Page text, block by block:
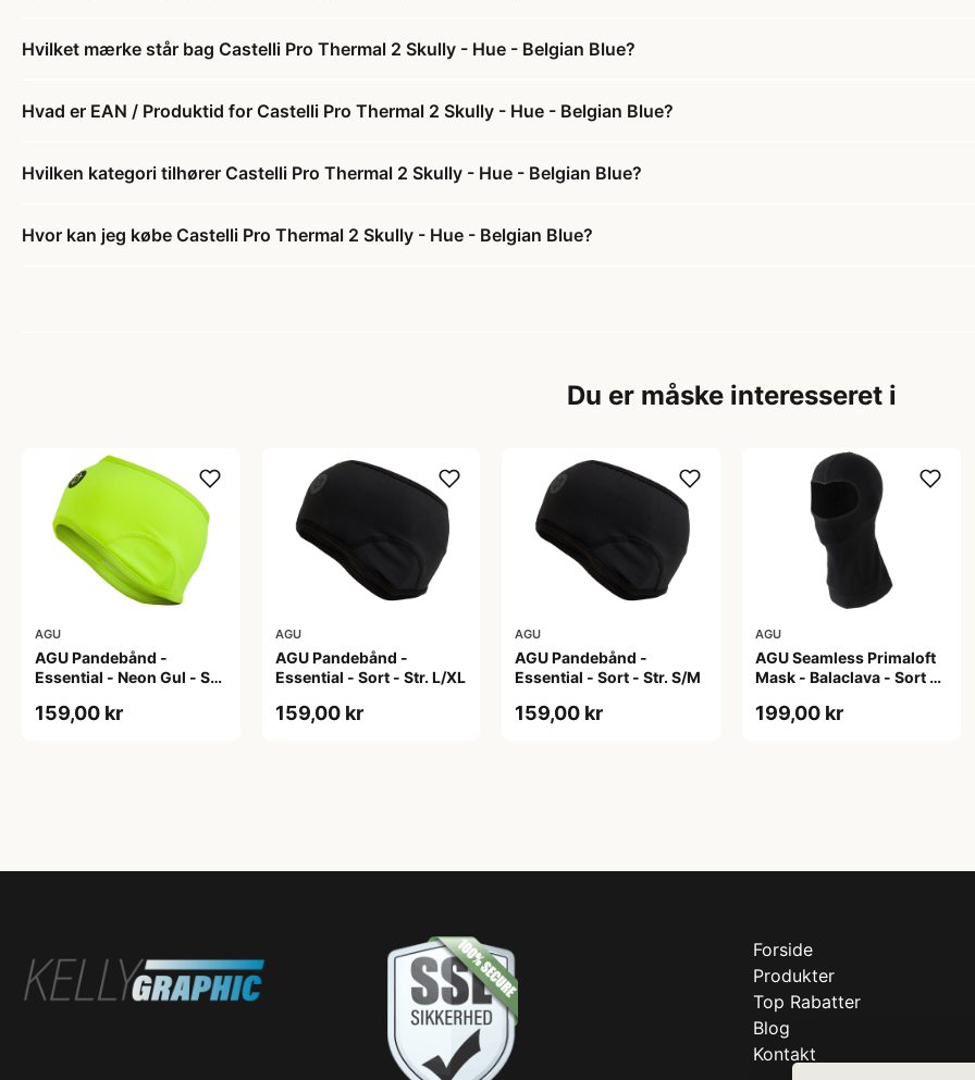
Hvilket mærke står bag Castelli Pro Thermal 2 Skully - Hue - Belgian Blue?
Hvad er EAN / Produktid for Castelli Pro Thermal 2 Skully - Hue - Belgian Blue?
Hvilken kategori tilhører Castelli Pro Thermal 2 Skully - Hue - Belgian Blue?
Hvor kan jeg købe Castelli Pro Thermal 2 Skully - Hue - Belgian Blue?
Du er måske interesseret i
AGU
AGU Pandebånd -
Essential - Neon Gul - Str.
159,00 kr
AGU
AGU Pandebånd -
Essential - Sort - Str. L/XL
159,00 kr
AGU
AGU Pandebånd -
Essential - Sort - Str. S/M
159,00 kr
AGU
AGU Seamless Primaloft
Mask - Balaclava - Sort -
199,00 kr
Forside
Produkter
Top Rabatter
Blog
Kontakt